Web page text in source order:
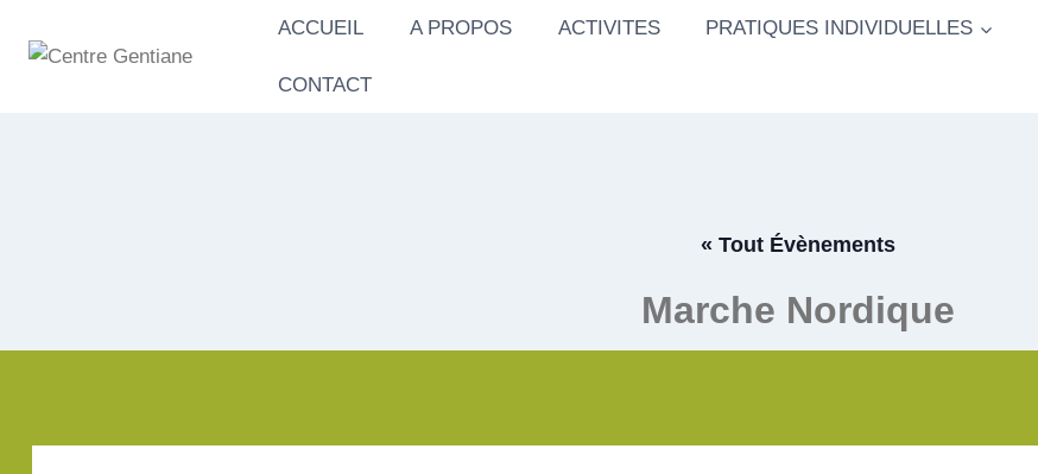
ACCUEIL A PROPOS ACTIVITES PRATIQUES INDIVIDUELLES
CONTACT
« Tout Évènements
Marche Nordique